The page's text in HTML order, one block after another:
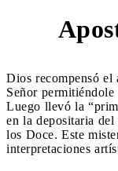
Dios recompensó el
Señor
Luego llevó la
en la depositaria del
los Doce. Este
interpretaciones